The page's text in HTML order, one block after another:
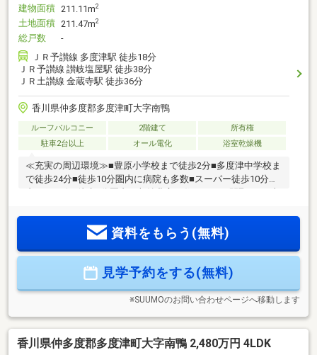
建物面積 211.11m2
土地面積 211.47m2
総戸数
-
ＪＲ予讃線 多度津駅 徒歩18分
ＪＲ予讃線 讃岐塩屋駅 徒歩38分
ＪＲ土讃線 金蔵寺駅 徒歩36分
香川県仲多度郡多度津町大字南鴨
ルーフバルコニー 2階建て
所有権
駐車2台以上
オール電化 浴室乾燥機
≪充実の周辺環境≫■豊原小学校まで徒歩2分■多度津中学校ま
で徒歩24分■徒歩10分圏内に病院も多数■スーパー徒歩10分圏
付■雨でも安心のインナーバルコニー≪安心の住宅性能≫■高
断熱×耐震等級3×低価格の新築住宅!■住宅性能表示制度7項目
資料をもらう(無料)
見学予約をする(無料)
※SUUMOのお問い合わせページへ移動します
香川県仲多度郡多度津町大字南鴨 2,480万円 4LDK